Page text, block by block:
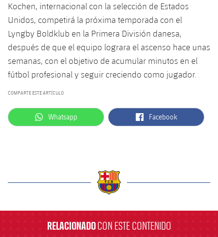
Kochen, internacional con la selección de Estados
Unidos, competirá la próxima temporada con el
Lyngby Boldklub en la Primera División danesa,
después de que el equipo lograra el ascenso hace unas
semanas, con el objetivo de acumular minutos en el
fútbol profesional y seguir creciendo como jugador.
COMPARTE ESTE ARTÍCULO
label.aria.whatsapp
Whatsapp label.aria.facebook
Facebook
RELACIONADOCON ESTE CONTENIDO